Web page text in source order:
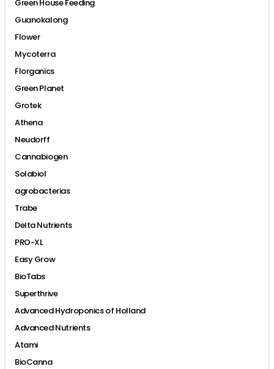
Green House Feeding
Guanokalong
Flower
Mycoterra
Florganics
Green Planet
Grotek
Athena
Neudorff
Cannabiogen
Solabiol
agrobacterias
Trabe
Delta Nutrients
PRO-XL
Easy Grow
BioTabs
Superthrive
Advanced Hydroponics of Holland
Advanced Nutrients
Atami
BioCanna